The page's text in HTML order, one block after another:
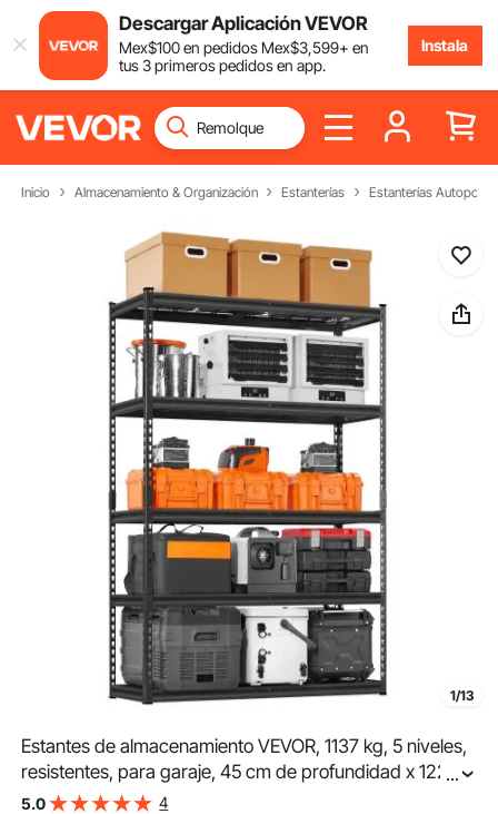
Descargar Aplicación VEVOR
Mex$100en pedidos Mex$3,599+ en
tus 3 primeros pedidos en app.
Instala
Inicio Almacenamiento & Organización Estanterías Estanterías
1/13
Estantes de almacenamiento VEVOR, 1137 kg, 5 niveles,
resistentes, para garaje, 45 cm de profundidad x 122
cm de ancho x 183 cm de alto, ajustables, para
...
5.0 4